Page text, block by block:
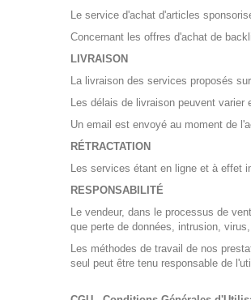
Le service d'achat d'articles
Concernant les offres d'achat de
LIVRAISON
La livraison des services proposés
Les délais de livraison peuvent
Un email est envoyé au moment de
RÉTRACTATION
Les services étant en ligne et à effet
RESPONSABILITÉ
Le vendeur, dans le processus de
que perte de données, intrusion,
Les méthodes de travail de nos
seul peut être tenu responsable de